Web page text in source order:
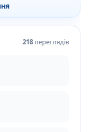
218 переглядів